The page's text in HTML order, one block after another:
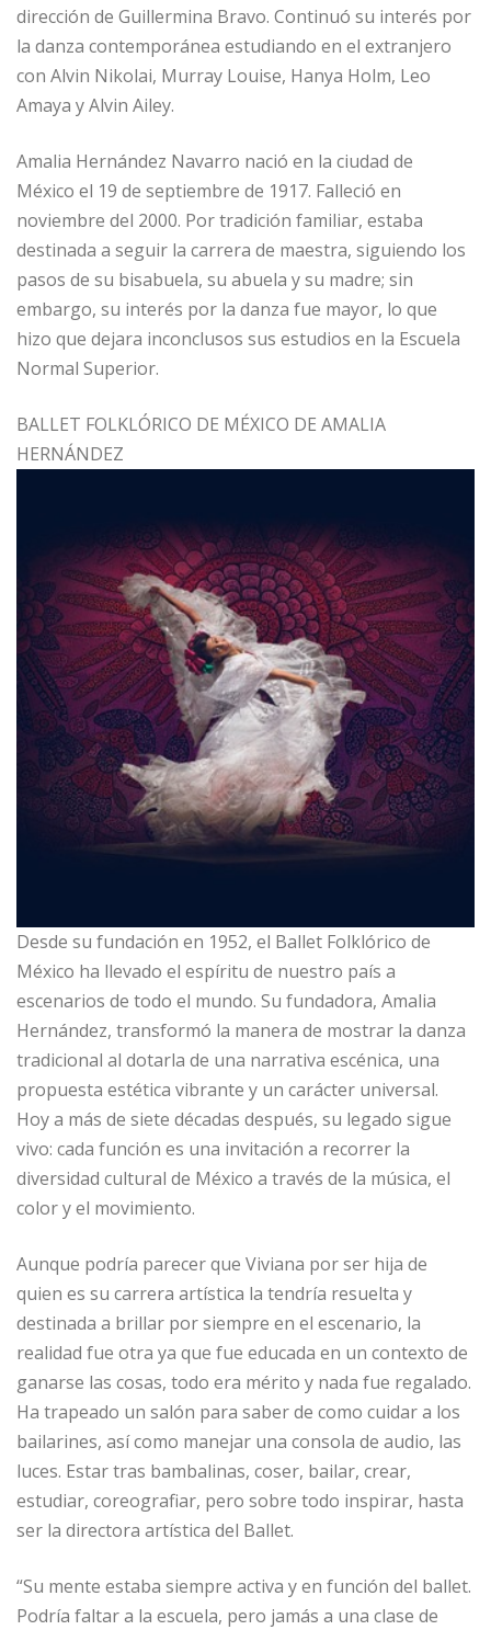
dirección de Guillermina Bravo. Continuó su interés por
la danza contemporánea estudiando en el extranjero
con Alvin Nikolai, Murray Louise, Hanya Holm, Leo
Amaya y Alvin Ailey.
Amalia Hernández Navarro nació en la ciudad de
México el 19 de septiembre de 1917. Falleció en
noviembre del 2000. Por tradición familiar, estaba
destinada a seguir la carrera de maestra, siguiendo los
pasos de su bisabuela, su abuela y su madre; sin
embargo, su interés por la danza fue mayor, lo que
hizo que dejara inconclusos sus estudios en la Escuela
Normal Superior.
BALLET FOLKLÓRICO DE MÉXICO DE AMALIA
HERNÁNDEZ
Desde su fundación en 1952, el Ballet Folklórico de
México ha llevado el espíritu de nuestro país a
escenarios de todo el mundo. Su fundadora, Amalia
Hernández, transformó la manera de mostrar la danza
tradicional al dotarla de una narrativa escénica, una
propuesta estética vibrante y un carácter universal.
Hoy a más de siete décadas después, su legado sigue
vivo: cada función es una invitación a recorrer la
diversidad cultural de México a través de la música, el
color y el movimiento.
Aunque podría parecer que Viviana por ser hija de
quien es su carrera artística la tendría resuelta y
destinada a brillar por siempre en el escenario, la
realidad fue otra ya que fue educada en un contexto de
ganarse las cosas, todo era mérito y nada fue regalado.
Ha trapeado un salón para saber de como cuidar a los
bailarines, así como manejar una consola de audio, las
luces. Estar tras bambalinas, coser, bailar, crear,
estudiar, coreografiar, pero sobre todo inspirar, hasta
ser la directora artística del Ballet.
“Su mente estaba siempre activa y en función del ballet.
Podría faltar a la escuela, pero jamás a una clase de